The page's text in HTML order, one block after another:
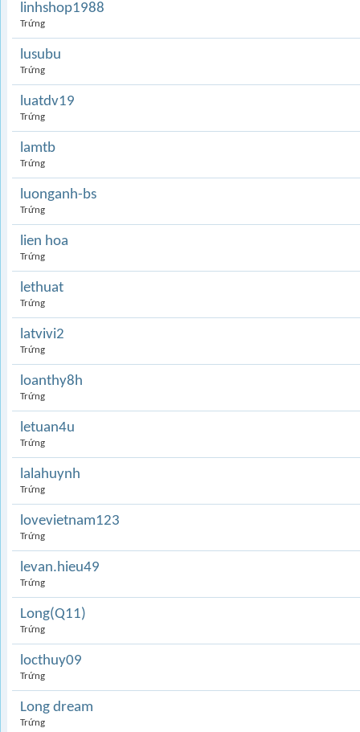
linhshop1988
Trứng
lusubu
Trứng
luatdv19
Trứng
lamtb
Trứng
luonganh-bs
Trứng
lien hoa
Trứng
lethuat
Trứng
latvivi2
Trứng
loanthy8h
Trứng
letuan4u
Trứng
lalahuynh
Trứng
lovevietnam123
Trứng
levan.hieu49
Trứng
Long(Q11)
Trứng
locthuy09
Trứng
Long dream
Trứng